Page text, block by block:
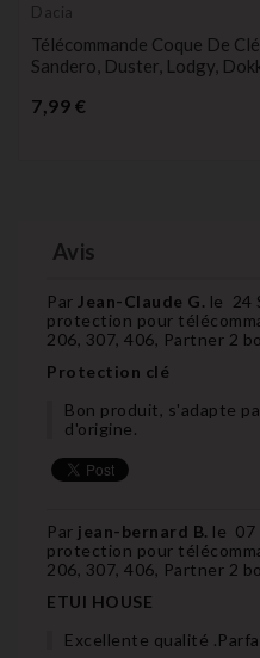
Dacia
Télécommande Coque De
Sandero, Duster, Lodgy,
7,99 €
Avis
Par Jean-Claude G. le 24
protection pour
206, 307, 406, Partner 2
Protection clé
Bon produit, s'adapte
d'origine.
Par jean-bernard B. le 07
protection pour
206, 307, 406, Partner 2
ETUI HOUSE
Excellente qualité